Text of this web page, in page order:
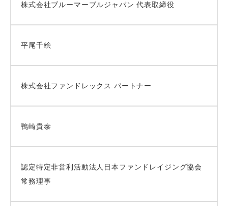
株式会社ブルーマーブルジャパン 代表取締役
平尾千絵
株式会社ファンドレックス パートナー
鴨崎貴泰
認定特定非営利活動法人日本ファンドレイジング協会
常務理事